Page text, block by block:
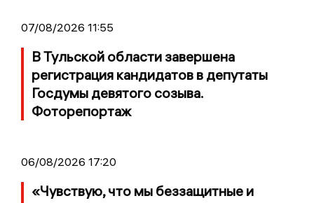
07/08/2026 11:55
В Тульской области завершена
регистрация кандидатов в депутаты
Госдумы девятого созыва.
Фоторепортаж
06/08/2026 17:20
«Чувствую, что мы беззащитные и